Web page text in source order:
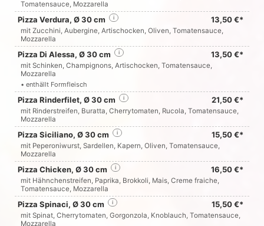
Tomatensauce, Mozzarella
Pizza Verdura, Ø 30 cm 13,50 €*
i
mit Zucchini, Aubergine, Artischocken, Oliven, Tomatensauce,
Mozzarella
Pizza Di Alessa, Ø 30 cm 13,50 €*
i
mit Schinken, Champignons, Artischocken, Tomatensauce,
Mozzarella
• enthällt Formfleisch
Pizza Rinderfilet, Ø 30 cm 21,50 €*
i
mit Rinderstreifen, Buratta, Cherrytomaten, Rucola, Tomatensauce,
Mozzarella
Pizza Siciliano, Ø 30 cm 15,50 €*
i
mit Peperoniwurst, Sardellen, Kapern, Oliven, Tomatensauce,
Mozzarella
Pizza Chicken, Ø 30 cm 16,50 €*
i
mit Hähnchenstreifen, Paprika, Brokkoli, Mais, Creme fraiche,
Tomatensauce, Mozzarella
Pizza Spinaci, Ø 30 cm 15,50 €*
i
mit Spinat, Cherrytomaten, Gorgonzola, Knoblauch, Tomatensauce,
Mozzarella